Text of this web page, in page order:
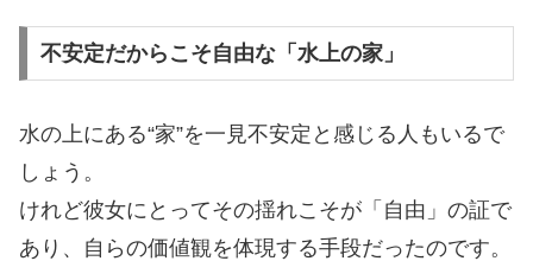
不安定だからこそ自由な「水上の家」
水の上にある“家”を一見不安定と感じる人もいるで
しょう。
けれど彼女にとってその揺れこそが「自由」の証で
あり、自らの価値観を体現する手段だったのです。